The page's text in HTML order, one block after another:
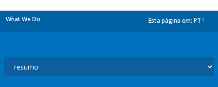
What We Do Esta página em: PT